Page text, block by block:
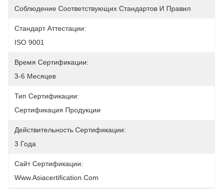
Соблюдение Соответствующих Стандартов И Правил
Стандарт Аттестации:
ISO 9001
Время Сертификации:
3-6 Месяцев
Тип Сертификации:
Сертификация Продукции
Действительность Сертификации:
3 Года
Сайт Сертификации:
Www.asiacertification.com